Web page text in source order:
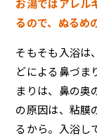
お湯ではアレル
るので、ぬる
そもそも入浴は
どによる鼻づま
まりは、鼻の奥
の原因は、粘膜
るから。入浴し